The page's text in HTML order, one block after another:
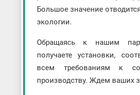
Большое значение
экологии.
Обращаясь к нашим
получаете установки,
всем требованиям к
производству. Ждем ваших